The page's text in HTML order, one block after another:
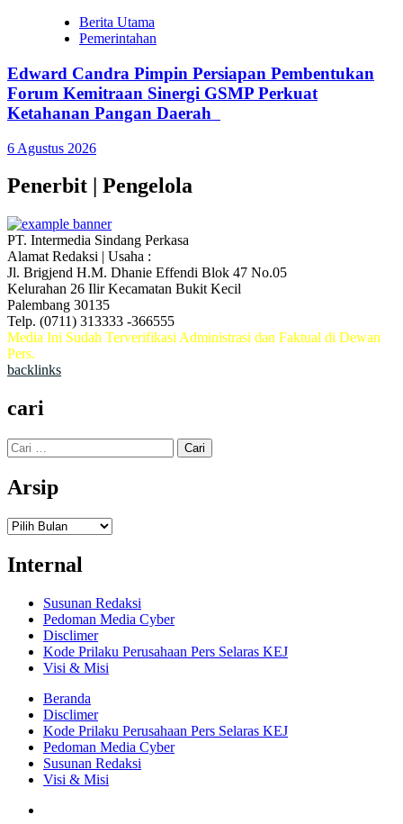
Berita Utama
Pemerintahan
Edward Candra Pimpin Persiapan Pembentukan
Forum Kemitraan Sinergi GSMP Perkuat
Ketahanan Pangan Daerah
6 Agustus 2026
Penerbit | Pengelola
PT. Intermedia Sindang Perkasa
Alamat Redaksi | Usaha :
Jl. Brigjend H.M. Dhanie Effendi Blok 47 No.05
Kelurahan 26 Ilir Kecamatan Bukit Kecil
Palembang 30135
Telp. (0711) 313333 -366555
Media Ini Sudah Terverifikasi Administrasi dan Faktual di Dewan
Pers.
backlinks
cari
Cari
untuk:
Arsip
Arsip
Internal
Susunan Redaksi
Pedoman Media Cyber
Disclimer
Kode Prilaku Perusahaan Pers Selaras KEJ
Visi & Misi
Beranda
Disclimer
Kode Prilaku Perusahaan Pers Selaras KEJ
Pedoman Media Cyber
Susunan Redaksi
Visi & Misi